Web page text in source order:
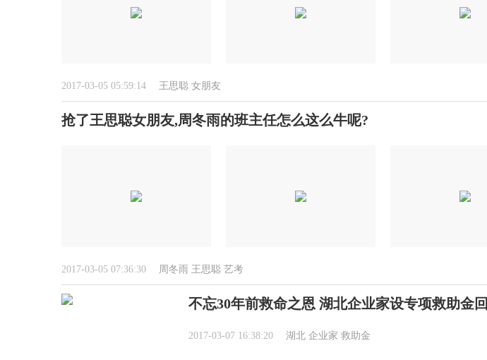
2017-03-05 05:59:14 王思聪 女朋友
抢了王思聪女朋友,周冬雨的班主任怎么这么牛呢?
2017-03-05 07:36:30 周冬雨 王思聪 艺考
不忘30年前救命之恩 湖北企业家设专项救助金
2017-03-07 16:38:20 湖北 企业家 救助金